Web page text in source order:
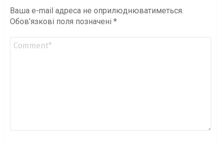
Ваша e-mail адреса не оприлюднюватиметься.
Обов’язкові поля позначені *
Коментар